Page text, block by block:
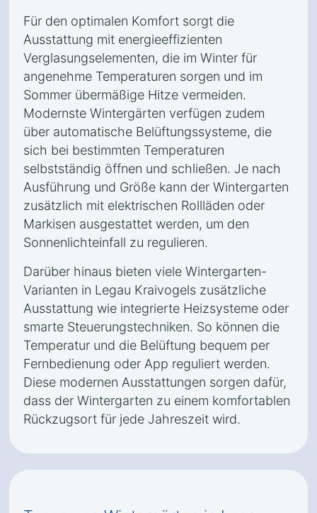
Für den optimalen Komfort sorgt die
Ausstattung mit energieeffizienten
Verglasungselementen, die im Winter für
angenehme Temperaturen sorgen und im
Sommer übermäßige Hitze vermeiden.
Modernste Wintergärten verfügen zudem
über automatische Belüftungssysteme, die
sich bei bestimmten Temperaturen
selbstständig öffnen und schließen. Je nach
Ausführung und Größe kann der Wintergarten
zusätzlich mit elektrischen Rollläden oder
Markisen ausgestattet werden, um den
Sonnenlichteinfall zu regulieren.
Darüber hinaus bieten viele Wintergarten-
Varianten in Legau Kraivogels zusätzliche
Ausstattung wie integrierte Heizsysteme oder
smarte Steuerungstechniken. So können die
Temperatur und die Belüftung bequem per
Fernbedienung oder App reguliert werden.
Diese modernen Ausstattungen sorgen dafür,
dass der Wintergarten zu einem komfortablen
Rückzugsort für jede Jahreszeit wird.